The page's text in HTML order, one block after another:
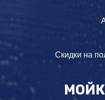
Скидки на